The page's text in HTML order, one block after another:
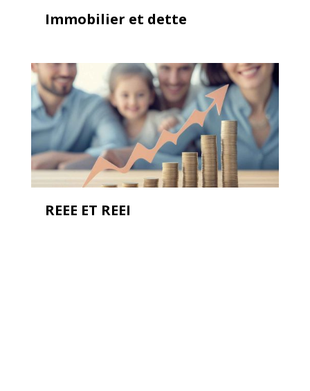
Immobilier et dette
REEE ET REEI